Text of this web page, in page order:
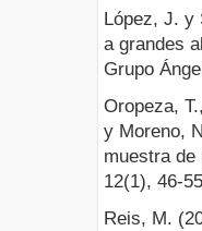
López, J. y
a grandes
Grupo
Oropeza,
y Moreno,
muestra de
12(1), 46-
Reis, M.